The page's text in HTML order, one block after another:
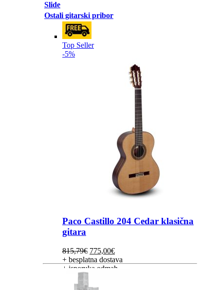
Slide
Ostali gitarski pribor
Top Seller
-5%
Paco Castillo 204 Cedar klasična
gitara
815,79€ Izvorna
cijena
bila
815,79€.
775,00€Trenutna
cijena
je:
+ besplatna dostava
+ isporuka odmah